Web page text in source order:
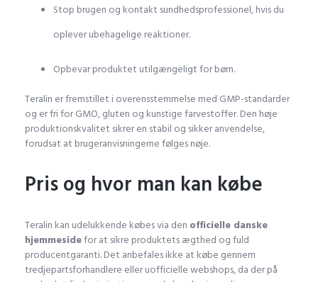
Stop brugen og kontakt sundhedsprofessionel, hvis du
oplever ubehagelige reaktioner.
Opbevar produktet utilgængeligt for børn.
Teralin er fremstillet i overensstemmelse med GMP-standarder
og er fri for GMO, gluten og kunstige farvestoffer. Den høje
produktionskvalitet sikrer en stabil og sikker anvendelse,
forudsat at brugeranvisningerne følges nøje.
Pris og hvor man kan købe
Teralin kan udelukkende købes via den officielle danske
hjemmesidefor at sikre produktets ægthed og fuld
producentgaranti. Det anbefales ikke at købe gennem
tredjepartsforhandlere eller uofficielle webshops, da der på